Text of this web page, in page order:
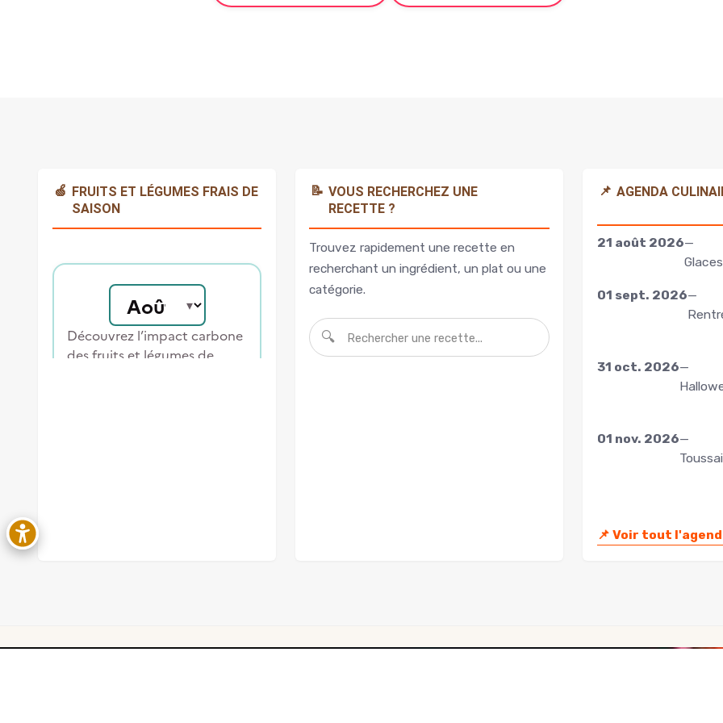
🍏 FRUITS ET LÉGUMES FRAIS DE
SAISON
📝 VOUS RECHERCHEZ UNE
RECETTE ?
Trouvez rapidement une recette en
recherchant un ingrédient, un plat ou une
catégorie.
🔍
📌 AGENDA
21 août 2026—
Glaces
01 sept. 2026—
31 oct. 2026—
01 nov. 2026—
📌 Voir tout